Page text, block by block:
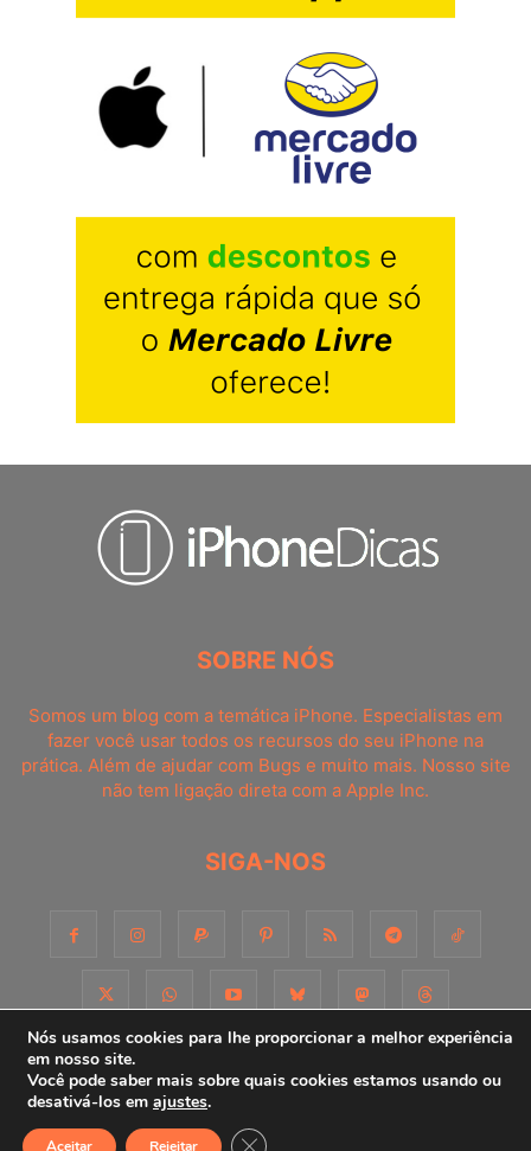
SOBRE NÓS
Somos um blog com a temática iPhone. Especialistas em
fazer você usar todos os recursos do seu iPhone na
prática. Além de ajudar com Bugs e muito mais. Nosso site
não tem ligação direta com a Apple Inc.
SIGA-NOS
Sobre Contato Apoie-nos!
Nós usamos cookies para lhe proporcionar a melhor experiência
em nosso site.
Você pode saber mais sobre quais cookies estamos usando ou
desativá-los em ajustes.
Aceitar Rejeitar Close GDPR Cookie Banner